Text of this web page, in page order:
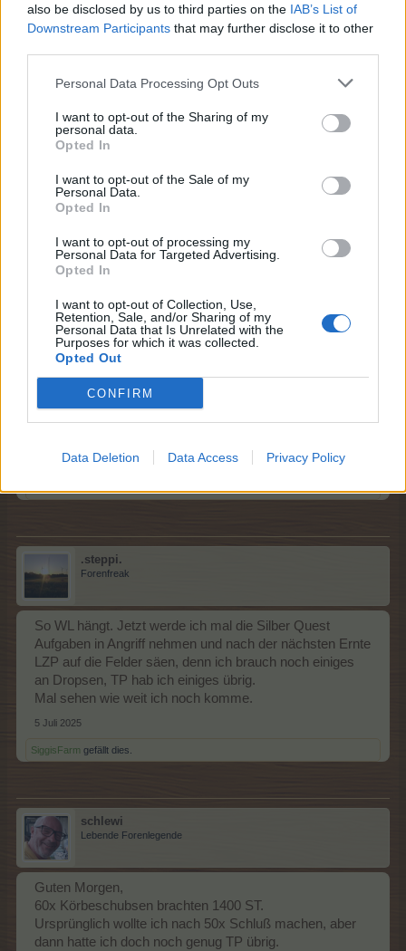
also be disclosed by us to third parties on the IAB’s List of
Downstream Participants that may further disclose it to other
Personal Data Processing Opt Outs
I want to opt-out of the Sharing of my
personal data.
Opted In
I want to opt-out of the Sale of my
Personal Data.
Opted In
I want to opt-out of processing my
Personal Data for Targeted Advertising.
Opted In
I want to opt-out of Collection, Use,
Retention, Sale, and/or Sharing of my
Personal Data that Is Unrelated with the
Purposes for which it was collected.
Opted Out
CONFIRM
Data Deletion Data Access Privacy Policy
SiggisFarm Magitta7070 jemesa53 gefällt dies.
fulseck
5 Juli 2025
Magitta7070undSiggisFarm
Weder konnte man Superfutter "fangen" noch im Shop
"kaufen"
Deswegen Event beendet.
5 Juli 2025
.steppi.
Forenfreak
So WL hängt. Jetzt werde ich mal die Silber Quest
Aufgaben in Angriff nehmen und nach der nächsten Ernte
LZP auf die Felder säen, denn ich brauch noch einiges
an Dropsen, TP hab ich einiges übrig.
Mal sehen wie weit ich noch komme.
5 Juli 2025
SiggisFarm gefällt dies.
schlewi
Lebende Forenlegende
Guten Morgen,
60x Körbeschubsen brachten 1400 ST.
Ursprünglich wollte ich nach 50x Schluß machen, aber
dann hatte ich doch noch genug TP übrig.